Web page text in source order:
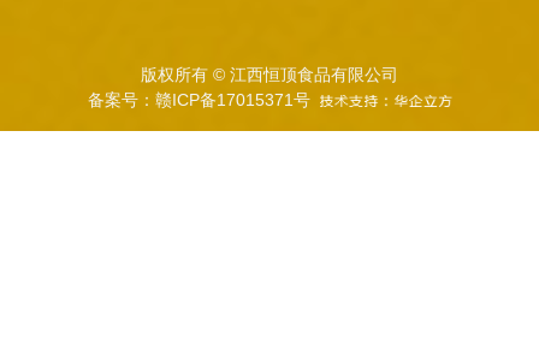
版权所有 © 江西恒顶食品有限公司
备案号：赣ICP备17015371号